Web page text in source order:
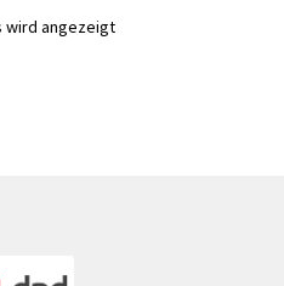
wird angezeigt